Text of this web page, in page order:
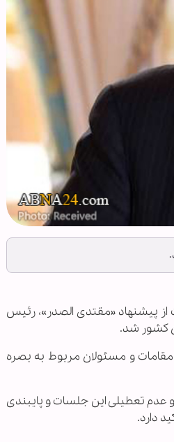
از پیشنهاد «مقتدی الصدر»، رئیس
کشور شد.
و مسئولان مربوط به بصره
عدم تعطیلی این جلسات و پایبندی
دارد.